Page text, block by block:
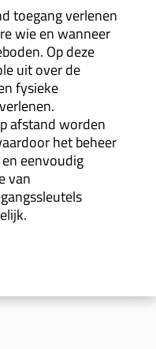
toegang verlenen
wie en wanneer
Op deze
uit over de
fysieke
afstand worden
het beheer
eenvoudig
van